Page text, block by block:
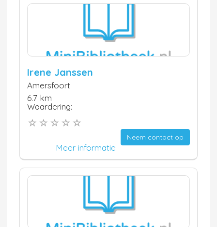
Irene Janssen
Amersfoort
6.7 km
Waardering:
Neem contact op
Meer informatie